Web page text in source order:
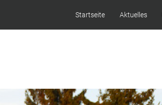
Startseite Aktuelles